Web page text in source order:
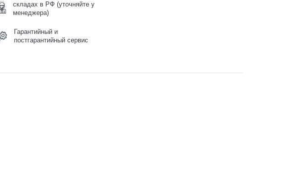
складах в РФ (уточняйте у
менеджера)
Гарантийный и
постгарантийный сервис